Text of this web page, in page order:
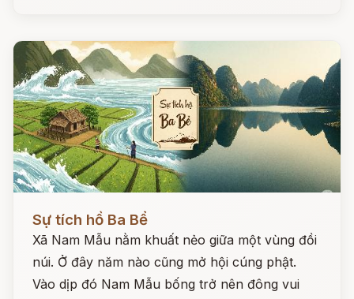
Sự tích hồ Ba Bể
Xã Nam Mẫu nằm khuất nẻo giữa một vùng đồi
núi. Ở đây năm nào cũng mở hội cúng phật.
Vào dịp đó Nam Mẫu bống trở nên đông vui